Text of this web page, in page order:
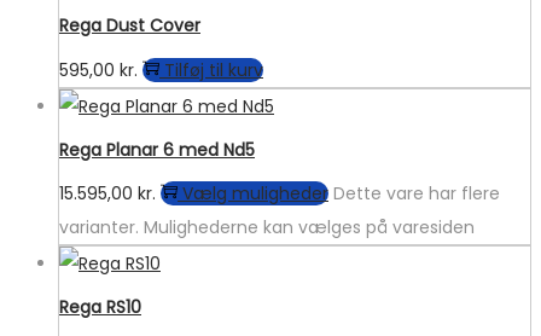
Rega Dust Cover
595,00 kr. Tilføj til kurv
Rega Planar 6 med Nd5
15.595,00 kr. Vælg muligheder Dette vare har flere
varianter. Mulighederne kan vælges på varesiden
Rega RS10